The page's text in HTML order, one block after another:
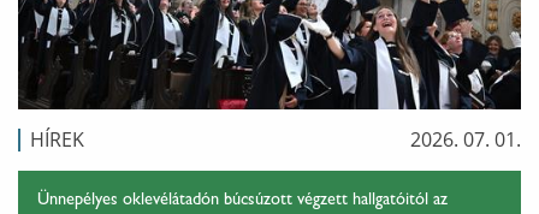
HÍREK 2026. 07. 01.
Ünnepélyes oklevélátadón búcsúzott végzett hallgatóitól az